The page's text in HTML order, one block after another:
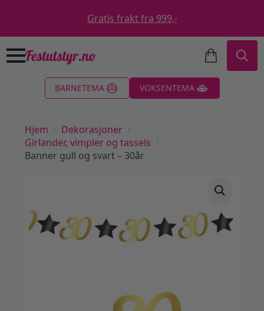
Gratis frakt fra 999,-
BARNETEMA VOKSENTEMA
Hjem
Dekorasjoner
Girlander, vimpler og tassels
Banner gull og svart – 30år